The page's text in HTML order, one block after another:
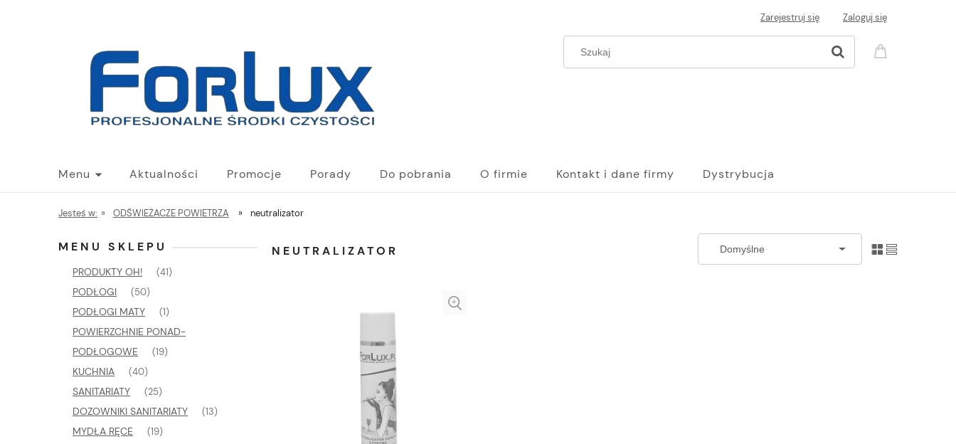
Zarejestruj się Zaloguj się
Menu Aktualności Promocje Porady Do pobrania O firmie Kontakt i dane firmy Dystrybucja
Jesteś w: » ODŚWIEŻACZE POWIETRZA » neutralizator
MENU SKLEPU
PRODUKTY OH! (41)
PODŁOGI (50)
PODŁOGI MATY (1)
POWIERZCHNIE PONAD-
PODŁOGOWE
(19)
KUCHNIA (40)
SANITARIATY (25)
DOZOWNIKI SANITARIATY (13)
MYDŁA RĘCE (19)
NEUTRALIZATOR